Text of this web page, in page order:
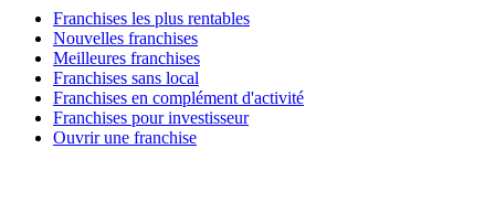
Franchises les plus rentables
Nouvelles franchises
Meilleures franchises
Franchises sans local
Franchises en complément d'activité
Franchises pour investisseur
Ouvrir une franchise